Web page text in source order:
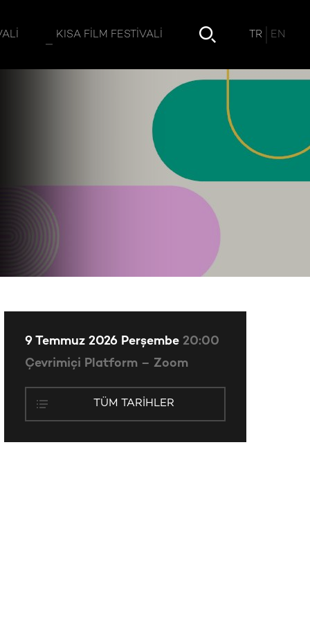
KISA FILM FESTIVALI TR EN
9 Temmuz 2026 Perşembe 20:00
Çevrimiçi Platform – Zoom
TÜM TARIHLER